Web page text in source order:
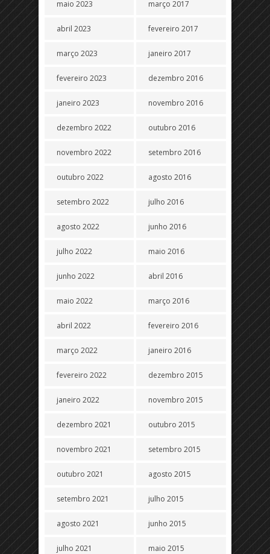
maio 2023
abril 2023
março 2023
fevereiro 2023
janeiro 2023
dezembro 2022
novembro 2022
outubro 2022
setembro 2022
agosto 2022
julho 2022
junho 2022
maio 2022
abril 2022
março 2022
fevereiro 2022
janeiro 2022
dezembro 2021
novembro 2021
outubro 2021
setembro 2021
agosto 2021
julho 2021
março 2017
fevereiro 2017
janeiro 2017
dezembro 2016
novembro 2016
outubro 2016
setembro 2016
agosto 2016
julho 2016
junho 2016
maio 2016
abril 2016
março 2016
fevereiro 2016
janeiro 2016
dezembro 2015
novembro 2015
outubro 2015
setembro 2015
agosto 2015
julho 2015
junho 2015
maio 2015